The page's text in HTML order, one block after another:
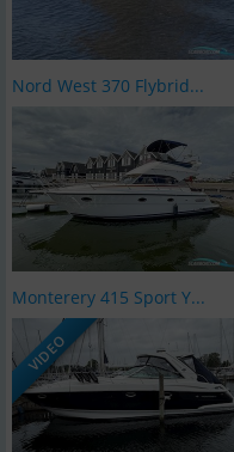
Nord West 370 Flybrid...
Monterery 415 Sport Y...
VIDEO